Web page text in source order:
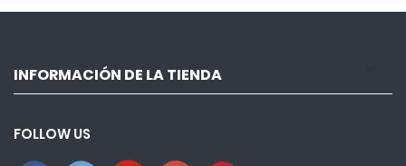
INFORMACIÓN DE LA TIENDA
FOLLOW US